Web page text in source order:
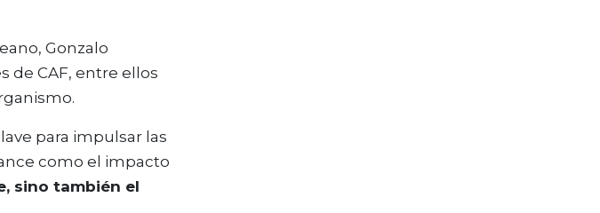
Gonzalo
de CAF, entre ellos
para impulsar las
como el impacto
sino también el